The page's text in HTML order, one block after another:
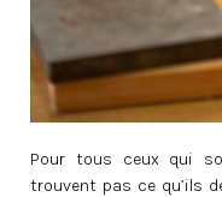
Pour tous ceux qui
trouvent pas ce qu’ils